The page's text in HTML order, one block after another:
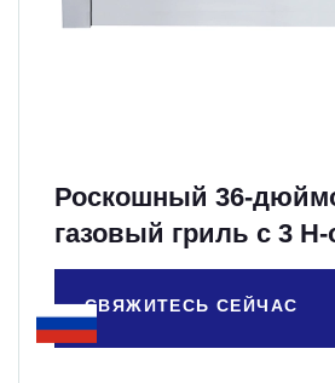
Роскошный 36-
газовый гриль с 3
литыми горелками
СВЯЖИТЕСЬ СЕЙЧАС